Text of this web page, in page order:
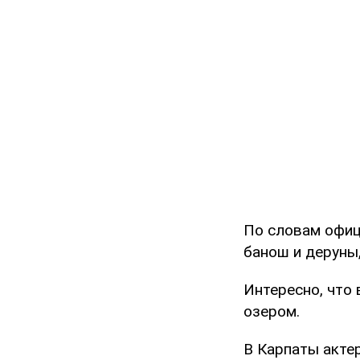
По словам
банош и
Интересно, что
озером.
В Карпаты